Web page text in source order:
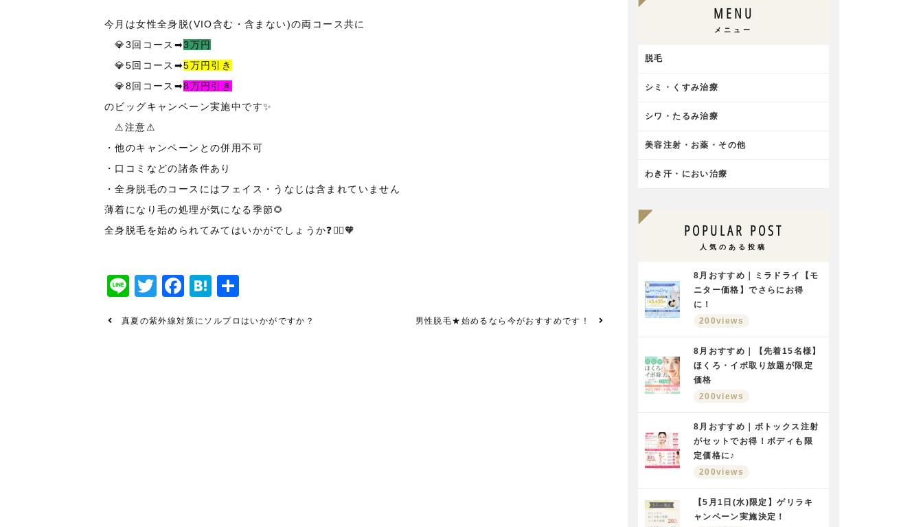
今月は女性全身脱(VIO含む・含まない)の両コース共に
💎3回コース➡3万円
💎5回コース➡5万円引き
💎8回コース➡8万円引き
のビッグキャンペーン実施中です✨
⚠注意⚠
・他のキャンペーンとの併用不可
・口コミなどの諸条件あり
・全身脱毛のコースにはフェイス・うなじは含まれていません
薄着になり毛の処理が気になる季節🌻
全身脱毛を始められてみてはいかがでしょうか❓💁‍♀️🧡
LineTwitter
Facebook
Hatena
真夏の紫外線対策にソルプロはいかがですか？ 男性脱毛★始めるなら今がおすすめです！
MENU
メニュー
脱毛
シミ・くすみ治療
シワ・たるみ治療
美容注射・お薬・その他
わき汗・におい治療
POPULAR POST
人気のある投稿
8月おすすめ｜ミラドライ【モ
ニター価格】でさらにお得
に！
200views
8月おすすめ｜【先着15名様】
ほくろ・イボ取り放題が限定
価格
200views
8月おすすめ｜ボトックス注射
がセットでお得！ボディも限
定価格に♪
200views
【5月1日(水)限定】ゲリラキ
ャンペーン実施決定！